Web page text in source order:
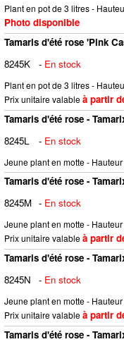
Plant en pot de 3 litres -
Photo disponible
Tamaris d'été rose 'Pink
8245K
- En stock
Plant en pot de 3 litres -
Prix unitaire valableà partir
Tamaris d'été rose -
8245L
- En stock
Jeune plant en motte -
Tamaris d'été rose -
8245M - En stock
Jeune plant en motte -
Prix unitaire valableà partir
Tamaris d'été rose -
8245N
- En stock
Jeune plant en motte -
Prix unitaire valableà partir
Tamaris d'été rose -